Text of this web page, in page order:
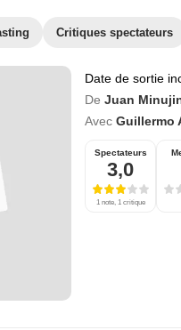
Critiques spectateurs
Date de sortie
De Juan
Avec Guillermo
Spectateurs
3,0
1 note, 1 critique